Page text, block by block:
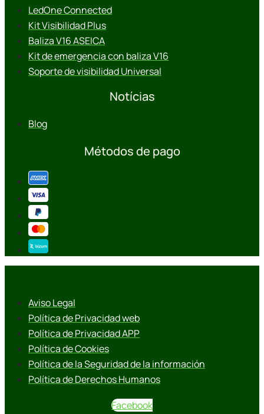
LedOne Connected
Kit Visibilidad Plus
Baliza V16 ASEICA
Kit de emergencia con baliza V16
Soporte de visibilidad Universal
Notícias
Blog
Métodos de pago
Aviso Legal
Política de Privacidad web
Política de Privacidad APP
Política de Cookies
Política de la Seguridad de la información
Política de Derechos Humanos
Facebook